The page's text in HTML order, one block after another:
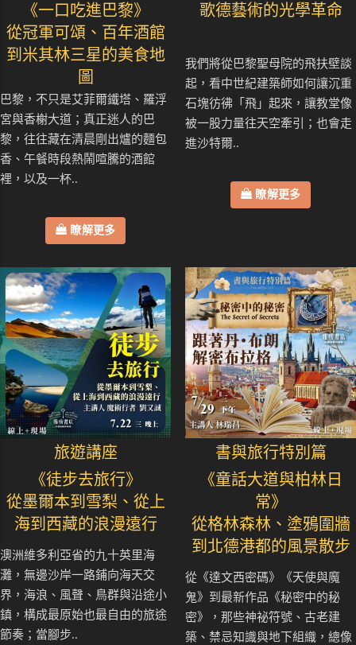
《一口吃進巴黎》
從冠軍可頌、百年酒館
到米其林三星的美食地
圖
巴黎，不只是艾菲爾鐵塔、羅浮
宮與香榭大道；真正迷人的巴
黎，往往藏在清晨剛出爐的麵包
香、午餐時段熱鬧喧騰的酒館
裡，以及一杯..
瞭解更多
歌德藝術的光學革命
我們將從巴黎聖母院的飛扶壁談
起，看中世紀建築師如何讓沉重
石塊彷彿「飛」起來，讓教堂像
被一股力量往天空牽引；也會走
進沙特爾..
瞭解更多
旅遊講座
《徒步去旅行》
從墨爾本到雪梨、從上
海到西藏的浪漫遠行
澳洲維多利亞省的九十英里海
灘，無邊沙岸一路鋪向海天交
界，海浪、風聲、鳥群與沿途小
鎮，構成最原始也最自由的旅途
節奏；當腳步..
書與旅行特別篇
《童話大道與柏林日
常》
從格林森林、塗鴉圍牆
到北德港都的風景散步
從《達文西密碼》《天使與魔
鬼》到最新作品《秘密中的秘
密》，那些神祕符號、古老建
築、禁忌知識與地下組織，總像